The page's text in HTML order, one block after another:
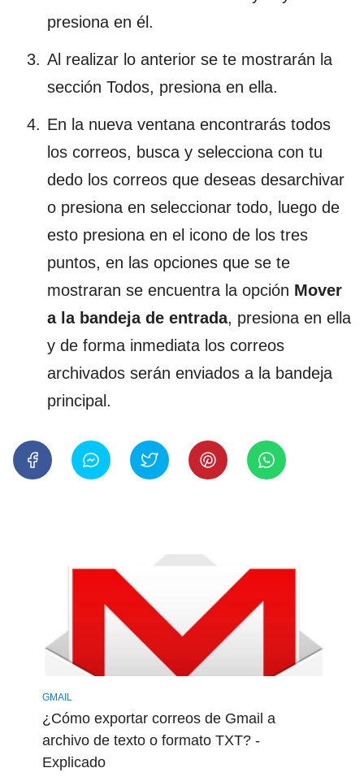
presiona en él.
Al realizar lo anterior se te mostrarán la
sección Todos, presiona en ella.
En la nueva ventana encontrarás todos
los correos, busca y selecciona con tu
dedo los correos que deseas desarchivar
o presiona en seleccionar todo, luego de
esto presiona en el icono de los tres
puntos, en las opciones que se te
mostraran se encuentra la opción Mover
a la bandeja de entrada, presiona en ella
y de forma inmediata los correos
archivados serán enviados a la bandeja
principal.
GMAIL
¿Cómo exportar correos de Gmail a
archivo de texto o formato TXT? -
Explicado